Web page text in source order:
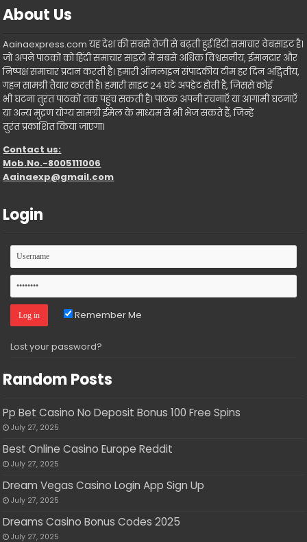
About Us
Aainaexpress.com यह देश की सबसे तेजी से बढ़ती हुई हिंदी समाचार वेबसाइट है।
जो अपने पाठकों को हिंदी समाचार साइटों में सबसे अधिक विश्वसनीय, ईमानदार और
निष्पक्ष समाचार प्रदान करती है। हमारी ऑनलाइन संपादकीय टीम हर दिन अद्वितीय,
गहन सामग्री तैयार करती है। हमारी साइट 24 घंटे अपडेट होती है, जिससे कोई
भी घटना तुरंत पाठकों तक पहुंच सकती है। पाठक अपनी रचनाएँ या आगामी घटनाएँ
या अन्य मुद्रण योग्य सामग्री ईमेल के माध्यम से भी भेज सकते हैं, जिन्हें
तुरंत प्रकाशित किया जाएगा।
Contact us:
Mob.No.-8005111006
Aainaexp@gmail.com
Login
Remember Me
Lost your password?
Random Posts
Pp Bet Casino No Deposit Bonus 100 Free Spins
July 27, 2025
Best Online Casino Europe Reddit
July 27, 2025
Dream Vegas Casino Login App Sign Up
July 27, 2025
Dreams Casino Bonus Codes 2025
July 27, 2025